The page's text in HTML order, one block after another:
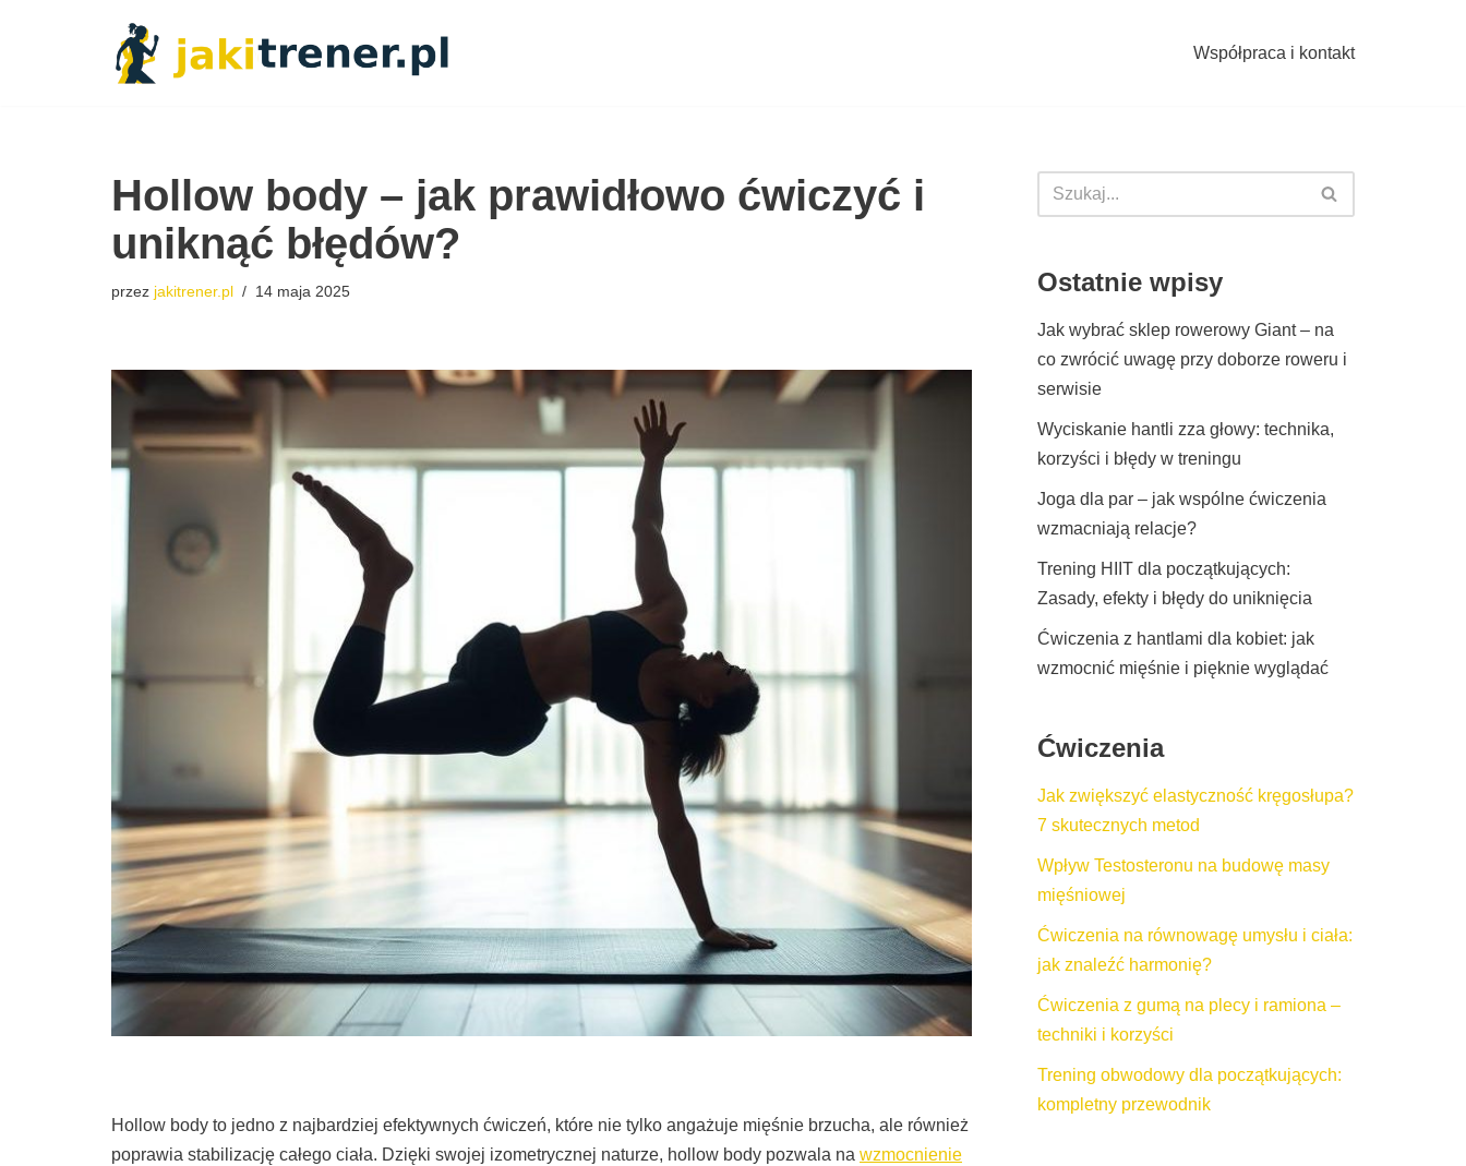
Współpraca i kontakt
Hollow body – jak prawidłowo ćwiczyć i
uniknąć błędów?
przez jakitrener.pl 14 maja 2025
Hollow body to jedno z najbardziej efektywnych ćwiczeń, które nie tylko angażuje mięśnie brzucha, ale również
poprawia stabilizację całego ciała. Dzięki swojej izometrycznej naturze, hollow body pozwala na wzmocnienie
Ostatnie wpisy
Jak wybrać sklep rowerowy Giant – na
co zwrócić uwagę przy doborze roweru i
serwisie
Wyciskanie hantli zza głowy: technika,
korzyści i błędy w treningu
Joga dla par – jak wspólne ćwiczenia
wzmacniają relacje?
Trening HIIT dla początkujących:
Zasady, efekty i błędy do uniknięcia
Ćwiczenia z hantlami dla kobiet: jak
wzmocnić mięśnie i pięknie wyglądać
Ćwiczenia
Jak zwiększyć elastyczność kręgosłupa?
7 skutecznych metod
Wpływ Testosteronu na budowę masy
mięśniowej
Ćwiczenia na równowagę umysłu i ciała:
jak znaleźć harmonię?
Ćwiczenia z gumą na plecy i ramiona –
techniki i korzyści
Trening obwodowy dla początkujących:
kompletny przewodnik